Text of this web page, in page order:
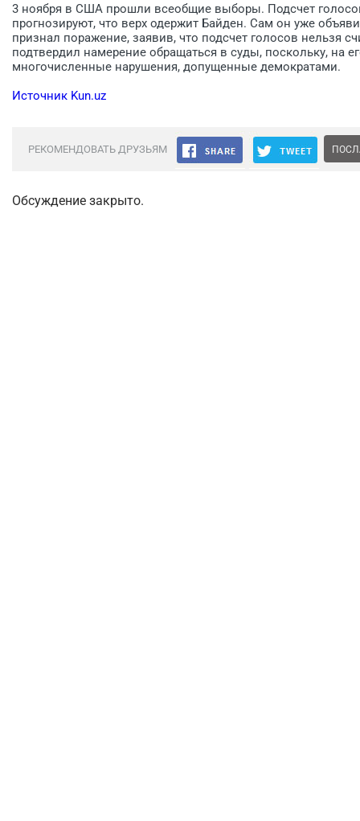
3 ноября в США прошли всеобщие выборы. Подсчет
прогнозируют, что верх одержит Байден. Сам он уже
признал поражение, заявив, что подсчет голосов нельзя
подтвердил намерение обращаться в суды, поскольку, на
многочисленные нарушения, допущенные демократами.
Источник Kun.uz
РЕКОМЕНДОВАТЬ ДРУЗЬЯМ
Обсуждение закрыто.